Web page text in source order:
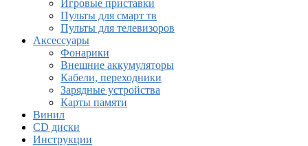
Игровые приставки
Пульты для смарт тв
Пульты для телевизоров
Аксессуары
Фонарики
Внешние аккумуляторы
Кабели, переходники
Зарядные устройства
Карты памяти
Винил
CD диски
Инструкции